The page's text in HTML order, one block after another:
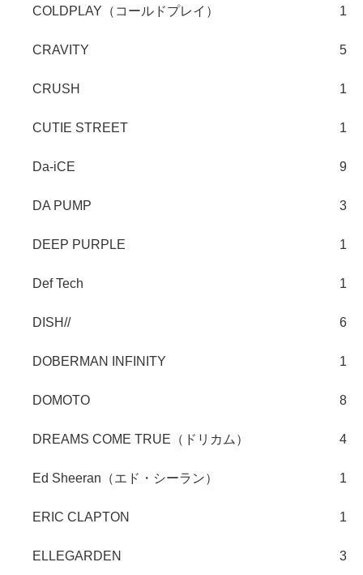
COLDPLAY（コールドプレイ） 1
CRAVITY 5
CRUSH 1
CUTIE STREET 1
Da-iCE 9
DA PUMP 3
DEEP PURPLE 1
Def Tech 1
DISH// 6
DOBERMAN INFINITY 1
DOMOTO 8
DREAMS COME TRUE（ドリカム） 4
Ed Sheeran（エド・シーラン） 1
ERIC CLAPTON 1
ELLEGARDEN 3